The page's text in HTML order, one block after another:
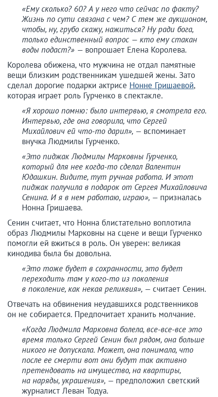
«Ему сколько? 60? А у него что сейчас по факту?
Жизнь по сути связана с чем? С тем же аукционом,
чтобы, ну, грубо скажу, нажиться? Ну ради бога,
только единственный вопрос — кто ему стакан
воды подаст?» — вопрошает Елена Королева.
Королева обижена, что мужчина не отдал памятные
вещи близким родственникам ушедшей жены. Зато
сделал дорогие подарки актрисе Нонне Гришаевой,
которая играет роль Гурченко в спектакле.
«Я хорошо помню: было интервью, я смотрела его.
Интервью, где она говорила, что Сергей
Михайлович ей что-то дарил», — вспоминает
внучка Людмилы Гурченко.
«Это пиджак Людмилы Марковны Гурченко,
который для нее когда-то сделал Валентин
Юдашкин. Видите, тут ручная работа. И этот
пиджак получила в подарок от Сергея Михайловича
Сенина. И я в нем работаю, играю», — призналась
Нонна Гришаева.
Сенин считает, что Нонна блистательно воплотила
образ Людмилы Марковны на сцене и вещи Гурченко
помогли ей вжиться в роль. Он уверен: великая
кинодива была бы довольна.
«Это тоже будет в сохранности, это будет
переходить там у кого-то из поколения
в поколение, как некая реликвия», — считает Сенин.
Отвечать на обвинения неудавшихся родственников
он не собирается. Предпочитает хранить молчание.
«Когда Людмила Марковна болела, все-все-все это
время только Сергей Сенин был рядом, она больше
никого не допускала. Может, она понимала, что
после ее смерти вот они будут так активно
претендовать на имущество, на квартиры,
на наряды, украшения», — предположил светский
журналист Леван Тодуа.